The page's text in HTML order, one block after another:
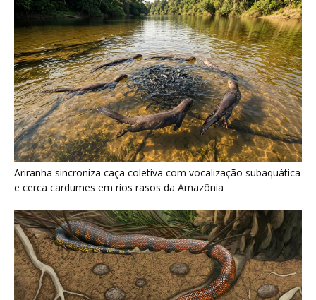
Serpente escavadora brasileira Tametara mirim reescreve a
evolução dos répteis
Últimas noticias
Mucurana resiste ao veneno da jararaca, usa
dente posterior sulcado e...